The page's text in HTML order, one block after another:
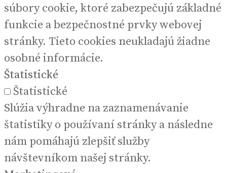
súbory cookie, ktoré zabezpečujú základné
funkcie a bezpečnostné prvky webovej
stránky. Tieto cookies neukladajú žiadne
osobné informácie.
Štatistické
Štatistické
Slúžia výhradne na zaznamenávanie
štatistiky o používaní stránky a následne
nám pomáhajú zlepšiť služby
návštevníkom našej stránky.